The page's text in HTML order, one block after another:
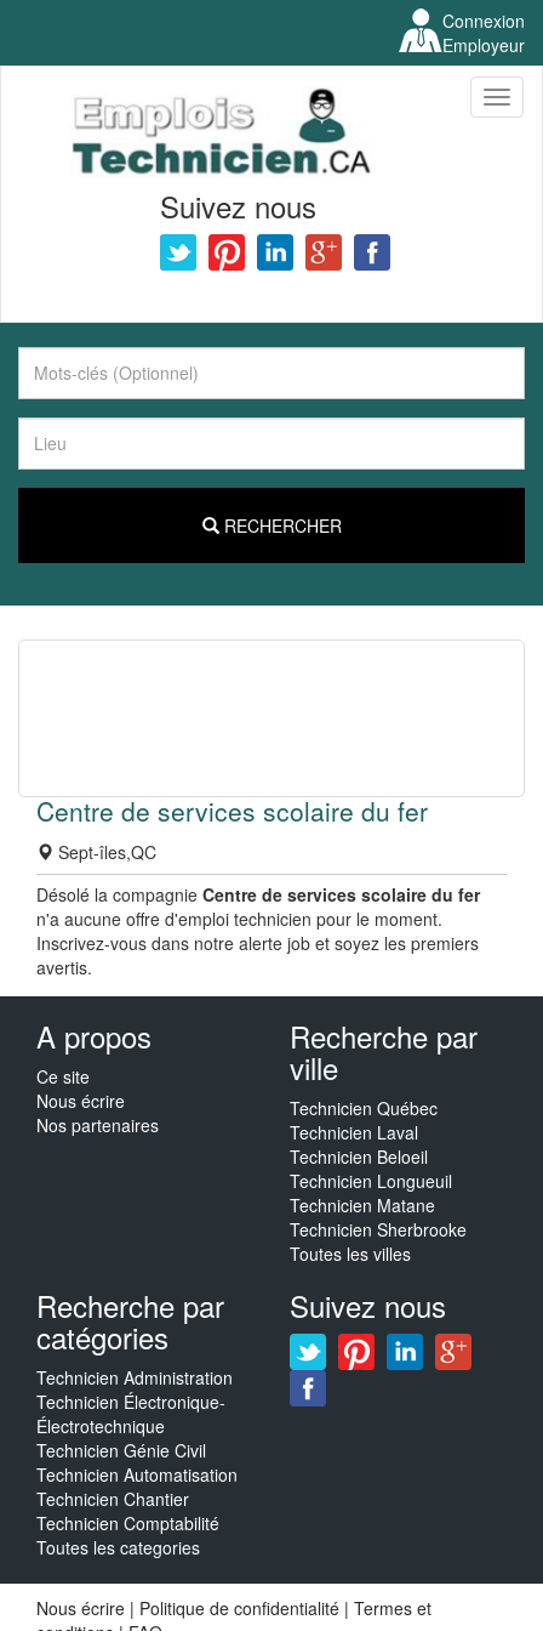
Connexion
Employeur
Suivez nous
RECHERCHER
Centre de services scolaire du fer
Sept-îles,QC
Désolé la compagnie Centre de services scolaire du fer
n'a aucune offre d'emploi technicien pour le moment.
Inscrivez-vous dans notre alerte job et soyez les premiers
avertis.
A propos
Ce site
Nous écrire
Nos partenaires
Recherche par
ville
Technicien Québec
Technicien Laval
Technicien Beloeil
Technicien Longueuil
Technicien Matane
Technicien Sherbrooke
Toutes les villes
Recherche par
catégories
Technicien Administration
Technicien Électronique-
Électrotechnique
Technicien Génie Civil
Technicien Automatisation
Technicien Chantier
Technicien Comptabilité
Toutes les categories
Suivez nous
Nous écrire | Politique de confidentialité | Termes et